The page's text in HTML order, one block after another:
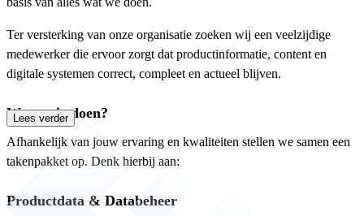
Ter versterking van onze organisatie zoeken wij een veelzijdige
medewerker die ervoor zorgt dat productinformatie, content en
digitale systemen correct, compleet en actueel blijven.
Wat ga je doen?
Afhankelijk van jouw ervaring en kwaliteiten stellen we samen een
takenpakket op. Denk hierbij aan:
Productdata & Databeheer
Lees verder